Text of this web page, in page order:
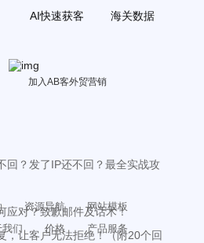
AI快速获客
海关数据
加入AB客外贸营销
回？发了IP还不回？最全实战攻
应对？致歉邮件及话术！
让客户无法拒绝！（附20个回
资源导航
网站模板
们 价格
产品服务